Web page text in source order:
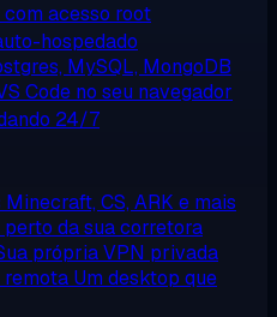
acesso root
hospedado
MySQL, MongoDB
Code no seu navegador
24/7
Minecraft, CS, ARK e mais
perto da sua corretora
própria VPN privada
remota Um desktop que